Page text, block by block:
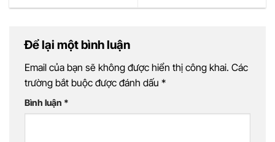
Để lại một bình luận
Email của bạn sẽ không được hiển thị công khai. Các
trường bắt buộc được đánh dấu *
Bình luận *